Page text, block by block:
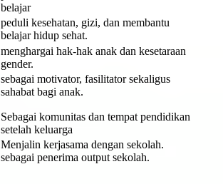
belajar
peduli kesehatan, gizi, dan membantu
belajar hidup sehat.
menghargai hak-hak anak dan kesetaraan
gender.
sebagai motivator, fasilitator sekaligus
sahabat bagi anak.
Sebagai komunitas dan tempat pendidikan
setelah keluarga
Menjalin kerjasama dengan sekolah.
sebagai penerima output sekolah.